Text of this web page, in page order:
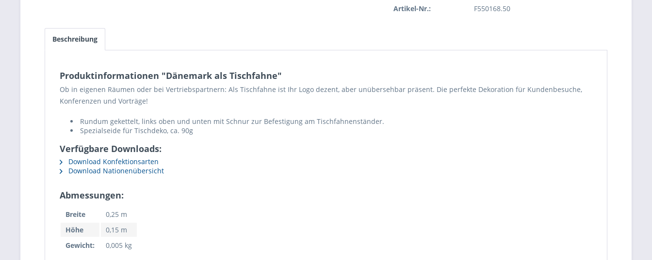
Artikel-Nr.: F550168.50
Beschreibung
Produktinformationen "Dänemark als Tischfahne"
Ob in eigenen Räumen oder bei Vertriebspartnern: Als Tischfahne ist Ihr Logo dezent, aber unübersehbar präsent. Die perfekte Dekoration für Kundenbesuche,
Konferenzen und Vorträge!
Rundum gekettelt, links oben und unten mit Schnur zur Befestigung am Tischfahnenständer.
Spezialseide für Tischdeko, ca. 90g
Verfügbare Downloads:
Download Konfektionsarten
Download Nationenübersicht
Abmessungen:
Breite
0,25 m
Höhe
0,15 m
Gewicht:
0,005 kg